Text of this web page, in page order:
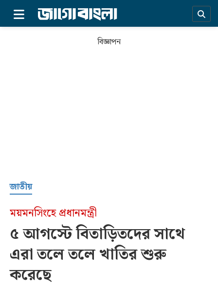
সর্বশেষ
সব
বিভাগ
বিজ্ঞাপন
জাতীয়
ময়মনসিংহে প্রধানমন্ত্রী
৫ আগস্টে বিতাড়িতদের সাথে
এরা তলে তলে খাতির শুরু
করেছে